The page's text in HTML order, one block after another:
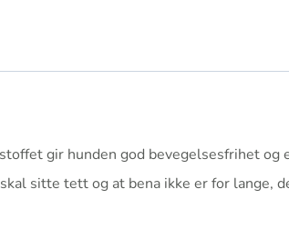
gir hunden god bevegelsesfrihet
sitte tett og at bena ikke er for lange,